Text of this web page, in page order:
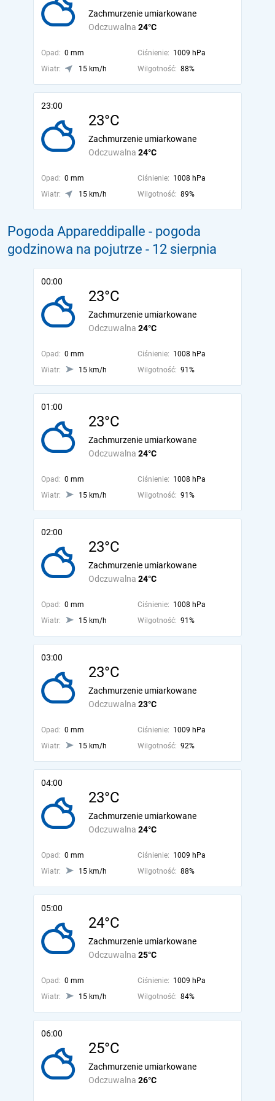
Odczuwalna 24°C
Zachmurzenie umiarkowane
Opad: 0 mm Ciśnienie: 1009 hPa
Wiatr:
15 km/h Wilgotność: 88%
23:00
23°C
Odczuwalna 24°C
Zachmurzenie umiarkowane
Opad: 0 mm Ciśnienie: 1008 hPa
Wiatr:
15 km/h Wilgotność: 89%
Pogoda Appareddipalle - pogoda
godzinowa na pojutrze - 12 sierpnia
00:00
23°C
Odczuwalna 24°C
Zachmurzenie umiarkowane
Opad: 0 mm Ciśnienie: 1008 hPa
Wiatr:
15 km/h Wilgotność: 91%
01:00
23°C
Odczuwalna 24°C
Zachmurzenie umiarkowane
Opad: 0 mm Ciśnienie: 1008 hPa
Wiatr:
15 km/h Wilgotność: 91%
02:00
23°C
Odczuwalna 24°C
Zachmurzenie umiarkowane
Opad: 0 mm Ciśnienie: 1008 hPa
Wiatr:
15 km/h Wilgotność: 91%
03:00
23°C
Odczuwalna 23°C
Zachmurzenie umiarkowane
Opad: 0 mm Ciśnienie: 1009 hPa
Wiatr:
15 km/h Wilgotność: 92%
04:00
23°C
Odczuwalna 24°C
Zachmurzenie umiarkowane
Opad: 0 mm Ciśnienie: 1009 hPa
Wiatr:
15 km/h Wilgotność: 88%
05:00
24°C
Odczuwalna 25°C
Zachmurzenie umiarkowane
Opad: 0 mm Ciśnienie: 1009 hPa
Wiatr:
15 km/h Wilgotność: 84%
06:00
25°C
Odczuwalna 26°C
Zachmurzenie umiarkowane